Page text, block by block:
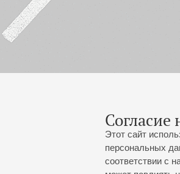
Согласие
Этот сайт
персональных
соответствии с